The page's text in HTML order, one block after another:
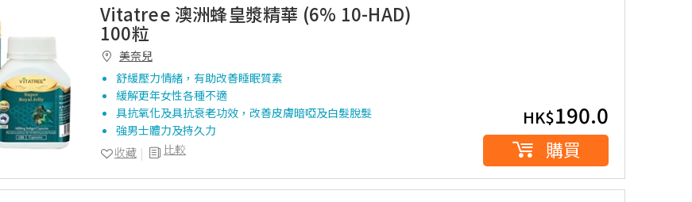
Vitatree 澳洲蜂皇漿精華 (6% 10-HAD)
100粒
美奈兒
舒緩壓力情緒，有助改善睡眠質素
緩解更年女性各種不適
具抗氧化及具抗衰老功效，改善皮膚暗啞及白髮脫髮
強男士體力及持久力
比較
收藏
HK$190.0
購買